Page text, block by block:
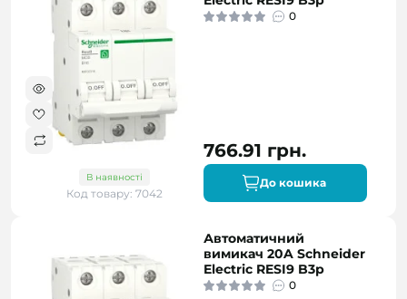
В наявності
Код товару: 7042
0
766.91 грн.
До кошика
Автоматичний
вимикач 20A Schneider
Electric RESI9 B3р
0